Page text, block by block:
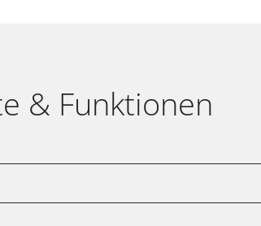
& Funktionen